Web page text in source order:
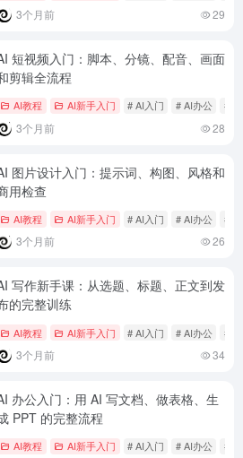
3个月前 29
短视频入门：脚本、分镜、配音、画面
剪辑全流程
AI教程 AI新手入门 # AI入门 # AI办公 #
3个月前 28
图片设计入门：提示词、构图、风格和
用检查
AI教程 AI新手入门 # AI入门 # AI办公 #
3个月前 26
写作新手课：从选题、标题、正文到发
的完整训练
AI教程 AI新手入门 # AI入门 # AI办公 #
3个月前 34
办公入门：用 AI 写文档、做表格、生
PPT 的完整流程
AI教程 AI新手入门 # AI入门 # AI办公 #